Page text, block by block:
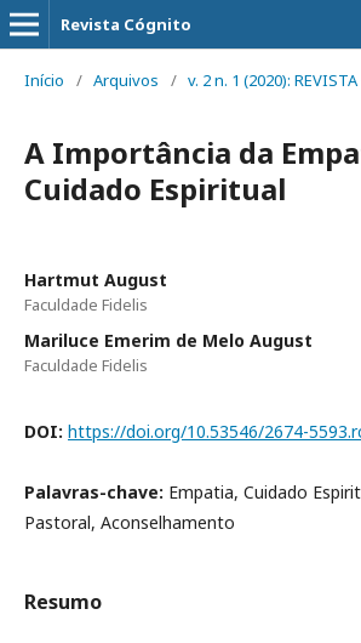
Revista Cógnito
Início / Arquivos / v. 2 n. 1 (2020):
A Importância da
Cuidado Espiritual
Hartmut August
Faculdade Fidelis
Mariluce Emerim de Melo August
Faculdade Fidelis
DOI: https://doi.org/10.53546/2674-
Palavras-chave: Empatia, Cuidado
Pastoral, Aconselhamento
Resumo